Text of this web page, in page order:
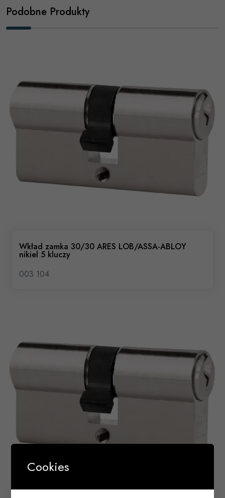
Podobne Produkty
Wkład zamka 30/30 ARES LOB/ASSA-ABLOY
nikiel 5 kluczy
003 104
Cookies